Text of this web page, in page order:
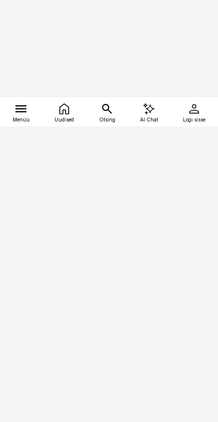
Menüü Uudised Otsing AI Chat Logi sisse